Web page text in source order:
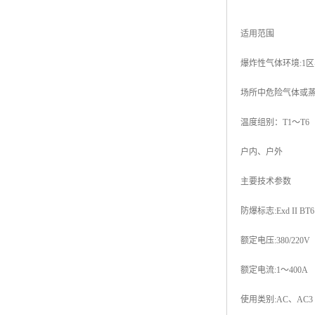
适用范围
爆炸性气体环境:1区
场所中危险气体或
温度组别：T1～T6
户内、户外
主要技术参数
防爆标志:Exd II
额定电压:380/220V
额定电流:1～400A
使用类别:AC、AC3